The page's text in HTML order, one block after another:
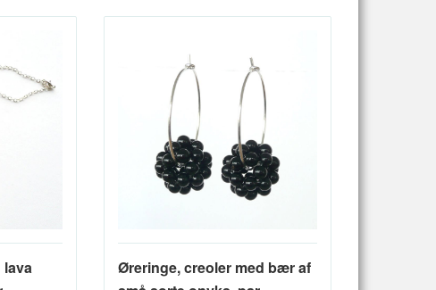
Øreringe, creoler med bær af